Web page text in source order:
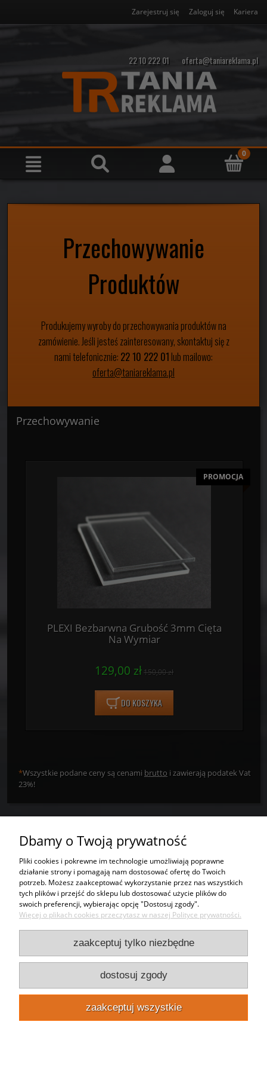
Zarejestruj się Zaloguj się Kariera
22 10 222 01 oferta@taniareklama.pl
Przechowywanie
Produktów
Produkujemy wyroby do przechowywania produktów na
zamówienie. Jeśli jesteś zainteresowany, skontaktuj się z
nami telefonicznie: 22 10 222 01 lub mailowo:
oferta@taniareklama.pl
Przechowywanie
PLEXI Bezbarwna Grubość 3mm Cięta
Na Wymiar
129,00 zł150,00 zł
DO KOSZYKA
PROMOCJA
*Wszystkie podane ceny są cenami brutto i zawierają podatek Vat
23%!
Tworzywa sztuczne
Usługi
Moje konto
Bezpieczeństwo
Kontakt
Punkty odbioru
Dbamy o Twoją prywatność
Pliki cookies i pokrewne im technologie umożliwiają poprawne
działanie strony i pomagają nam dostosować ofertę do Twoich
potrzeb. Możesz zaakceptować wykorzystanie przez nas wszystkich
tych plików i przejść do sklepu lub dostosować użycie plików do
swoich preferencji, wybierając opcję "Dostosuj zgody".
Więcej o plikach cookies przeczytasz w naszej Polityce prywatności.
zaakceptuj tylko niezbędne
dostosuj zgody
zaakceptuj wszystkie